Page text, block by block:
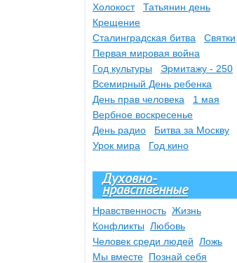
Холокост
Татьянин день
Крещение
Сталинградская битва
Святки
Первая мировая война
Год культуры
Эрмитажу - 250
Всемирный День ребенка
День прав человека
1 мая
Вербное воскресенье
День радио
Битва за Москву
Урок мира
Год кино
Духовно-
нравственные
Нравственность Жизнь
Конфликты Любовь
Человек среди людей Ложь
Мы вместе Познай себя